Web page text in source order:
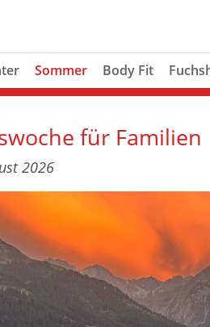
Sommer Body Fit
für Familien
2026